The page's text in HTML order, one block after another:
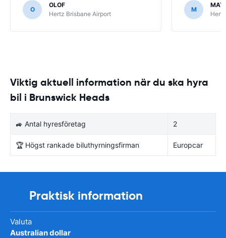
O
OLOF
Hertz Brisbane Airport
M
Viktig aktuell information när du ska hyra
bil i Brunswick Heads
🚙 Antal hyresföretag 2
🏆 Högst rankade biluthyrningsfirman Europcar
Praktisk information
Valuta
Australian dollar